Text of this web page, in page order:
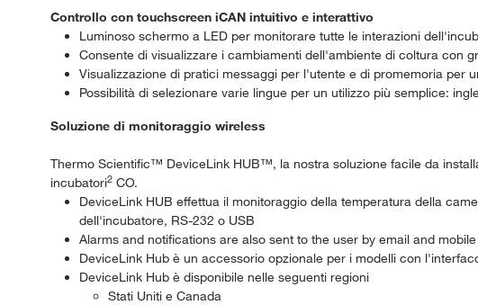
Controllo con touchscreen iCAN intuitivo e interattivo
Luminoso schermo a LED per monitorare tutte le interazioni
Consente di visualizzare i cambiamenti dell'ambiente di coltura con
Visualizzazione di pratici messaggi per l'utente e di promemoria per
Possibilità di selezionare varie lingue per un utilizzo più semplice:
Soluzione di monitoraggio wireless
Thermo Scientific™ DeviceLink HUB™, la nostra soluzione facile da
incubatori2 CO.
DeviceLink HUB effettua il monitoraggio della temperatura della
dell'incubatore, RS-232 o USB
Alarms and notifications are also sent to the user by email and
DeviceLink Hub è un accessorio opzionale per i modelli con
DeviceLink Hub è disponibile nelle seguenti regioni
Stati Uniti e Canada